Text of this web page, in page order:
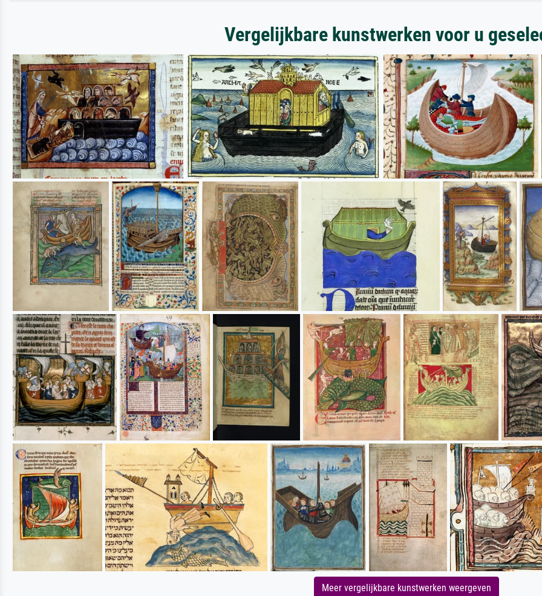
Vergelijkbare kunstwerken voor u
Meer vergelijkbare kunstwerken weergeven